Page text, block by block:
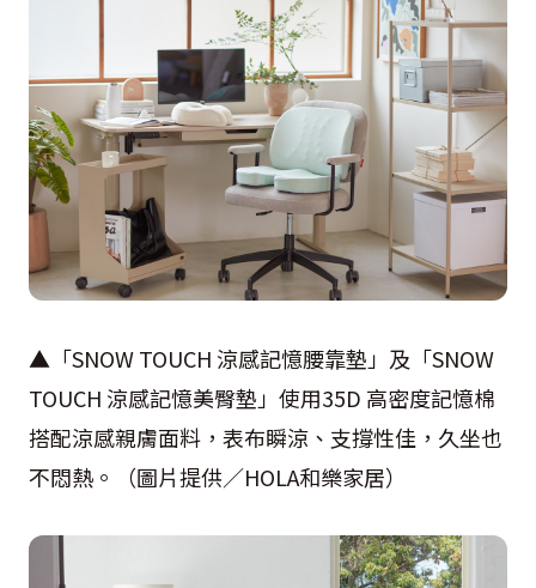
▲「SNOW TOUCH 涼感記憶腰靠墊」及「SNOW
TOUCH 涼感記憶美臀墊」使用35D 高密度記憶棉
搭配涼感親膚面料，表布瞬涼、支撐性佳，久坐也
不悶熱。（圖片提供／HOLA和樂家居）